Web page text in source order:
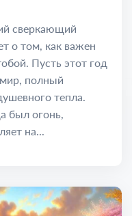
сверкающий
о том, как важен
Пусть этот год
полный
тепла.
был огонь,
на...